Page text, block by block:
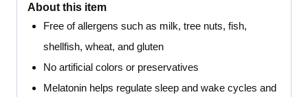
About this item
Free of allergens such as milk, tree nuts, fish,
shellfish, wheat, and gluten
No artificial colors or preservatives
Melatonin helps regulate sleep and wake cycles and